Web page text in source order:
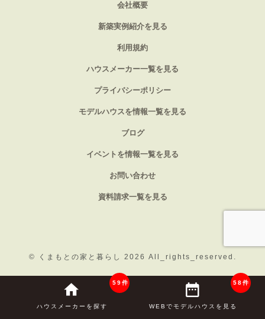
会社概要
新築実例紹介を見る
利用規約
ハウスメーカー一覧を見る
プライバシーポリシー
モデルハウスを情報一覧を見る
ブログ
イベントを情報一覧を見る
お問い合わせ
資料請求一覧を見る
ハウスメーカーを探す
59件
WEBでモデルハウスを見る
58件
© くまもとの家と暮らし 2026 All_rights_reserved.